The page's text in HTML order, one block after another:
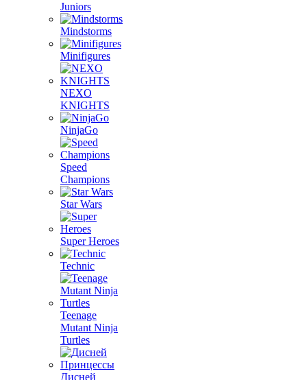
Juniors
Mindstorms
Minifigures
NEXO
KNIGHTS
NinjaGo
Speed
Champions
Star Wars
Super Heroes
Technic
Teenage
Mutant Ninja
Turtles
Дисней